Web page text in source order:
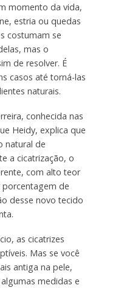
momento da vida,
estria ou quedas
costumam se
mas o
de resolver. É
casos até torná-las
naturais.
conhecida nas
Heidy, explica que
natural de
a cicatrização, o
com alto teor
de
desse novo tecido
as cicatrizes
Mas se você
antiga na pele,
medidas e